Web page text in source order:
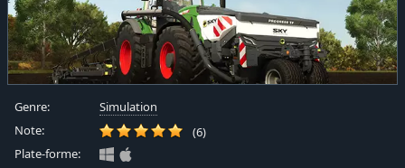
Genre:
Simulation
Note:
(6)
Plate-forme: